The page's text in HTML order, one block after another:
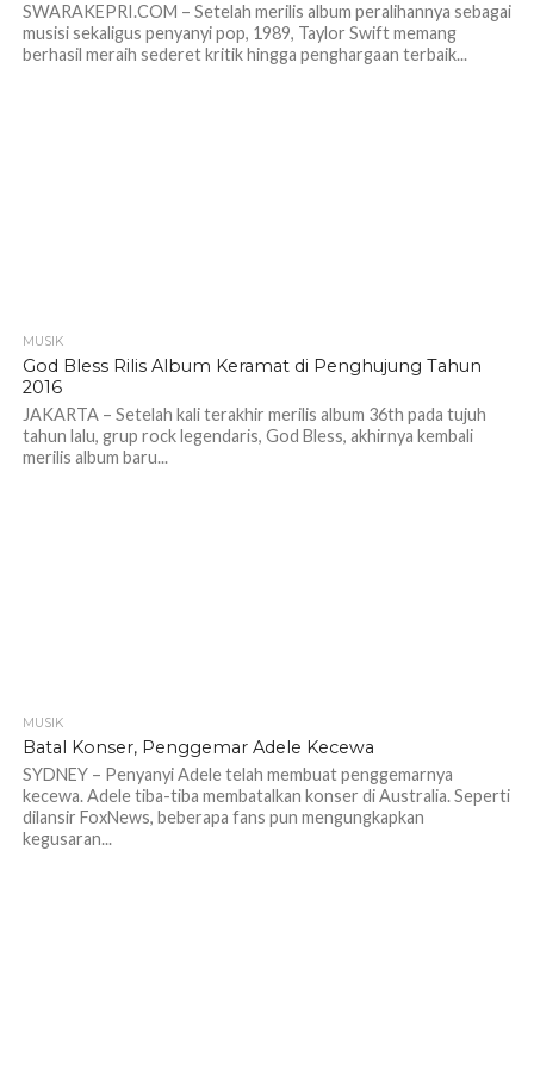
SWARAKEPRI.COM – Setelah merilis album peralihannya sebagai
musisi sekaligus penyanyi pop, 1989, Taylor Swift memang
berhasil meraih sederet kritik hingga penghargaan terbaik...
MUSIK
God Bless Rilis Album Keramat di Penghujung Tahun
2016
JAKARTA – Setelah kali terakhir merilis album 36th pada tujuh
tahun lalu, grup rock legendaris, God Bless, akhirnya kembali
merilis album baru...
MUSIK
Batal Konser, Penggemar Adele Kecewa
SYDNEY – Penyanyi Adele telah membuat penggemarnya
kecewa. Adele tiba-tiba membatalkan konser di Australia. Seperti
dilansir FoxNews, beberapa fans pun mengungkapkan
kegusaran...